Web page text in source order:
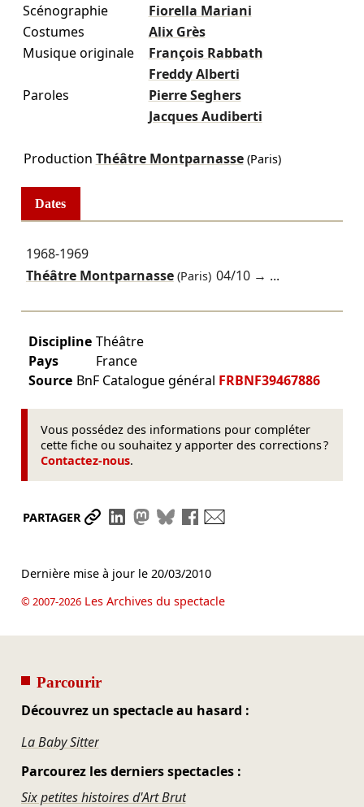
Scénographie
Fiorella Mariani
Costumes
Alix Grès
Musique originale
François Rabbath
Freddy Alberti
Paroles
Pierre Seghers
Jacques Audiberti
Production Théâtre Montparnasse(Paris)
Dates
1968-1969
Théâtre Montparnasse(Paris) 04/10 → ...
Discipline Théâtre
Pays
France
Source BnF Catalogue général FRBNF39467886
Vous possédez des informations pour compléter
cette fiche ou souhaitez y apporter des corrections ?
Contactez-nous.
PARTAGER Partager le lien
Partager sur LinkedIn
Partager sur Mastodon
Partager sur Bluesky
Partager sur Facebook
Dernière mise à jour le 20/03/2010
© 2007-2026Les Archives du spectacle
Parcourir
Découvrez un spectacle au hasard :
La Baby Sitter
Parcourez les derniers spectacles :
Six petites histoires d'Art Brut